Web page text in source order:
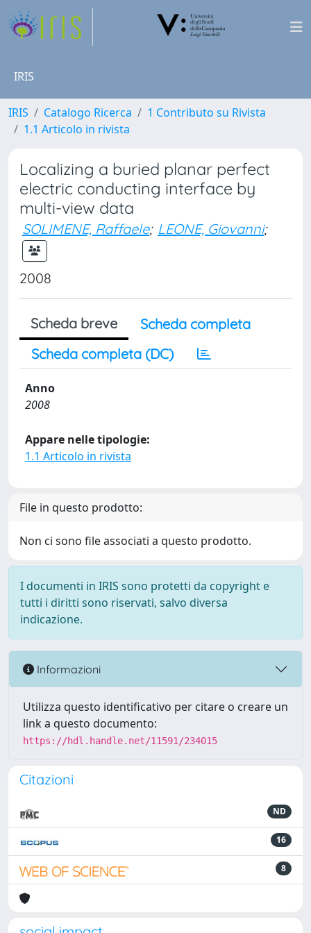
IRIS
IRIS Catalogo Ricerca
1 Contributo su Rivista
1.1 Articolo in rivista
Localizing a buried planar perfect
electric conducting interface by
multi-view data
SOLIMENE, Raffaele; LEONE, Giovanni;
2008
Scheda breve
Scheda completa
Scheda completa (DC)
Anno
2008
Appare nelle tipologie:
1.1 Articolo in rivista
File in questo prodotto:
Non ci sono file associati a questo prodotto.
I documenti in IRIS sono protetti da copyright e
tutti i diritti sono riservati, salvo diversa
indicazione.
Informazioni
Utilizza questo identificativo per citare o creare un
link a questo documento:
https://hdl.handle.net/11591/234015
Citazioni
ND
16
8